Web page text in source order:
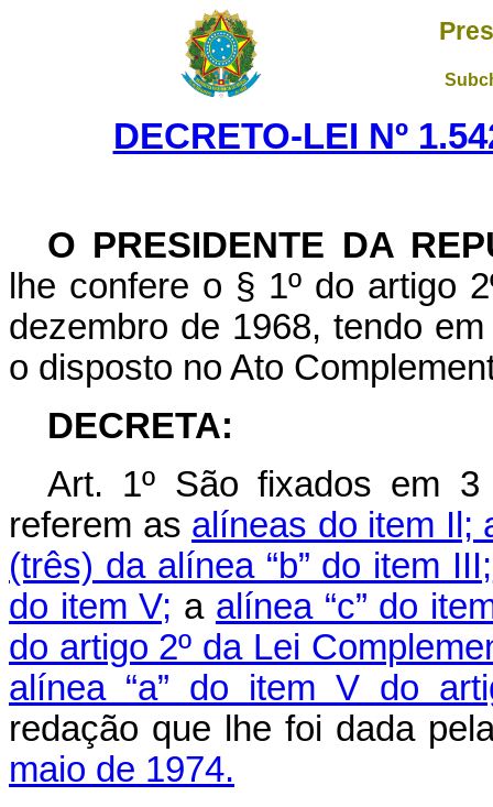
DECRETO-LEI Nº
O PRESIDENTE DA
lhe confere o § 1º do artigo
dezembro de 1968, tendo
o disposto no Ato
DECRETA:
Art. 1º São fixados em
referem as alíneas do item Il;
(três) da alínea “b” do item III;
do item V; a alínea “c” do
do artigo 2º da Lei
alínea “a” do item V do
redação que lhe foi dada
maio de 1974.